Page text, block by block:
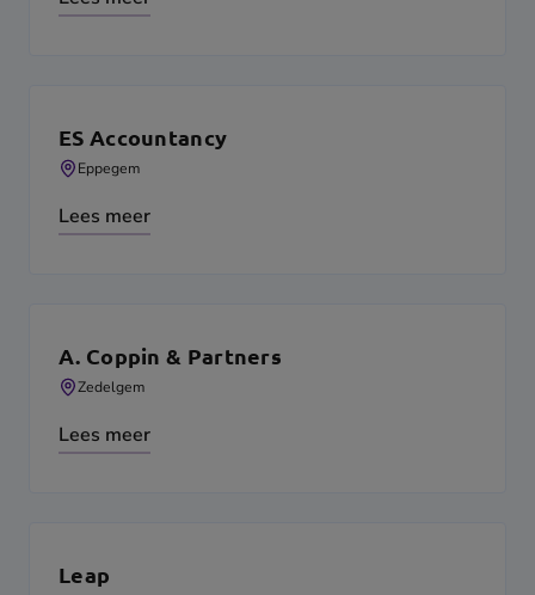
ES Accountancy
Eppegem
Lees meer
A. Coppin & Partners
Zedelgem
Lees meer
Leap